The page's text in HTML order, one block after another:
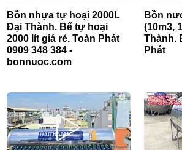
Bồn nhựa tự hoại 2000L
Đại Thành. Bể tự hoại
2000 lít giá rẻ. Toàn Phát
0909 348 384 -
bonnuoc.com
Bồn
(10m3,
Thành.
Phát